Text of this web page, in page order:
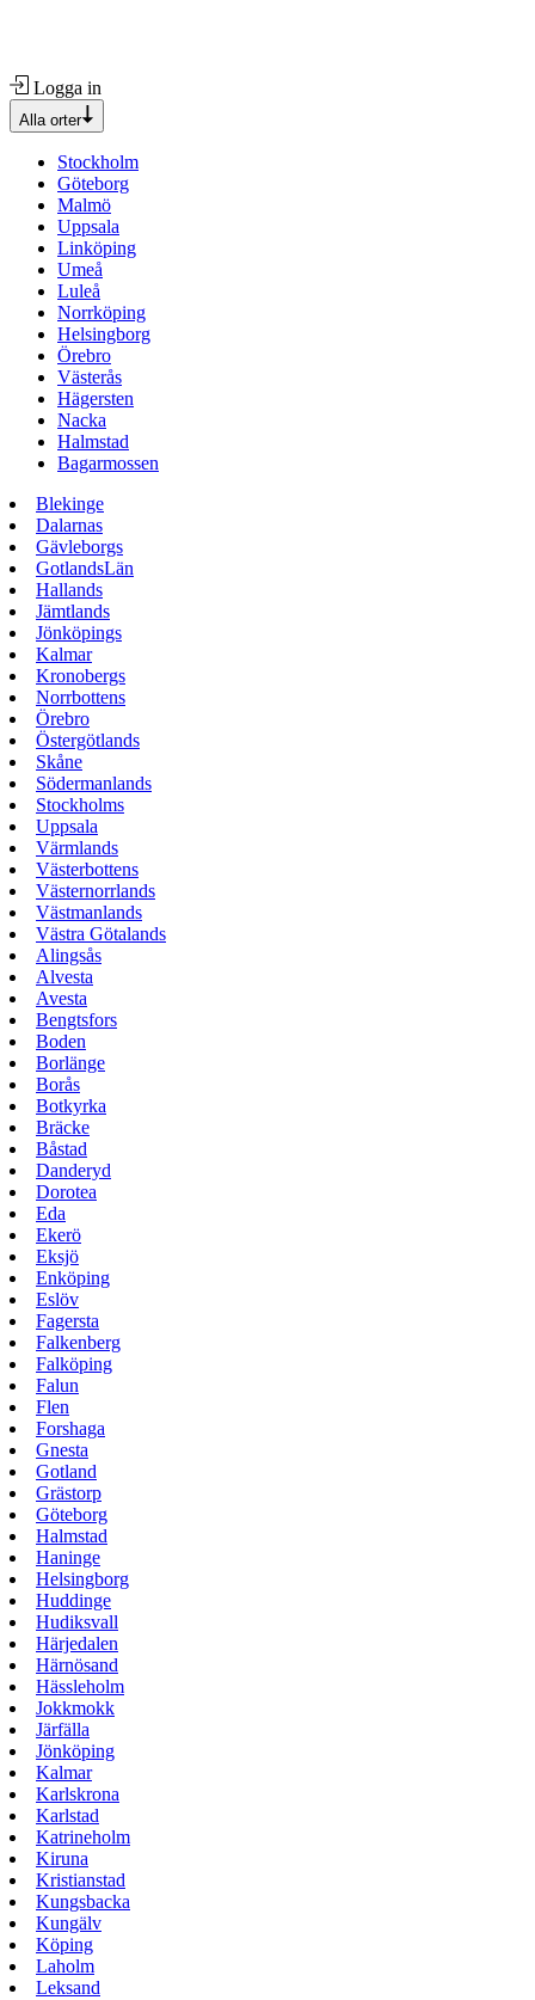
Logga in
Alla orter
Stockholm
Göteborg
Malmö
Uppsala
Linköping
Umeå
Luleå
Norrköping
Helsingborg
Örebro
Västerås
Hägersten
Nacka
Halmstad
Bagarmossen
Blekinge
Dalarnas
Gävleborgs
GotlandsLän
Hallands
Jämtlands
Jönköpings
Kalmar
Kronobergs
Norrbottens
Örebro
Östergötlands
Skåne
Södermanlands
Stockholms
Uppsala
Värmlands
Västerbottens
Västernorrlands
Västmanlands
Västra Götalands
Alingsås
Alvesta
Avesta
Bengtsfors
Boden
Borlänge
Borås
Botkyrka
Bräcke
Båstad
Danderyd
Dorotea
Eda
Ekerö
Eksjö
Enköping
Eslöv
Fagersta
Falkenberg
Falköping
Falun
Flen
Forshaga
Gnesta
Gotland
Grästorp
Göteborg
Halmstad
Haninge
Helsingborg
Huddinge
Hudiksvall
Härjedalen
Härnösand
Hässleholm
Jokkmokk
Järfälla
Jönköping
Kalmar
Karlskrona
Karlstad
Katrineholm
Kiruna
Kristianstad
Kungsbacka
Kungälv
Köping
Laholm
Leksand